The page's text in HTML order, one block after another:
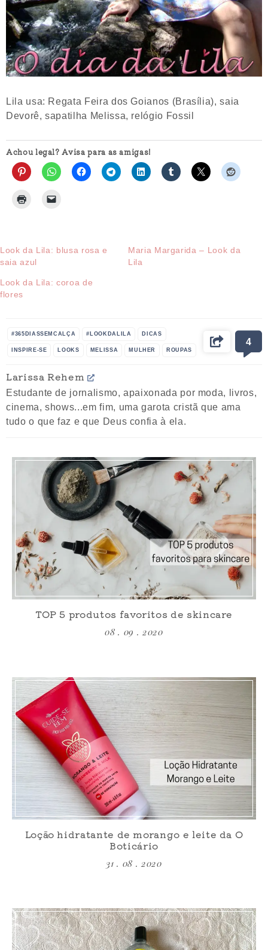
Lila usa: Regata Feira dos Goianos (Brasília), saia
Devorê, sapatilha Melissa, relógio Fossil
Achou legal? Avisa para as amigas!
Look da Lila: blusa rosa e
saia azul
Maria Margarida – Look da
Lila
Look da Lila: coroa de
flores
#365DIASSEMCALÇA #LOOKDALILA DICAS
INSPIRE-SE LOOKS MELISSA MULHER ROUPAS
4
Larissa Rehem
Estudante de jornalismo, apaixonada por moda, livros,
cinema, shows...em fim, uma garota cristã que ama
tudo o que faz e que Deus confia à ela.
TOP 5 produtos favoritos de skincare
08 . 09 . 2020
Loção hidratante de morango e leite da O
Boticário
31 . 08 . 2020